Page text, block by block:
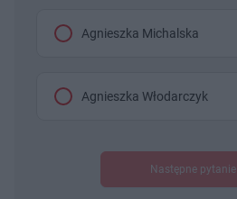
Agnieszka Michalska
Agnieszka Włodarczyk
Następne pytanie